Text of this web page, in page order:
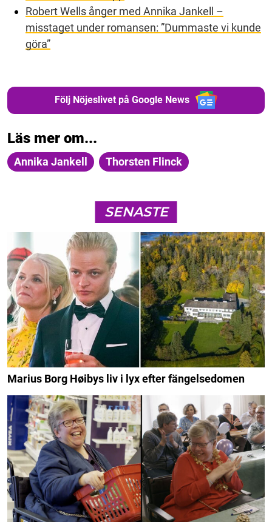
Robert Wells ånger med Annika Jankell –
misstaget under romansen: ”Dummaste vi kunde
göra”
Följ Nöjeslivet på Google News
Läs mer om...
Annika Jankell Thorsten Flinck
SENASTE
Marius Borg Høibys liv i lyx efter fängelsedomen